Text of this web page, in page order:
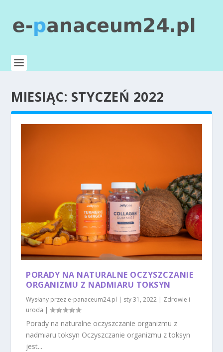
MIESIĄC: STYCZEŃ 2022
PORADY NA NATURALNE OCZYSZCZANIE
ORGANIZMU Z NADMIARU TOKSYN
Wysłany przez e-panaceum24.pl | sty 31, 2022 | Zdrowie i
uroda |
Porady na naturalne oczyszczanie organizmu z
nadmiaru toksyn Oczyszczanie organizmu z toksyn
jest...